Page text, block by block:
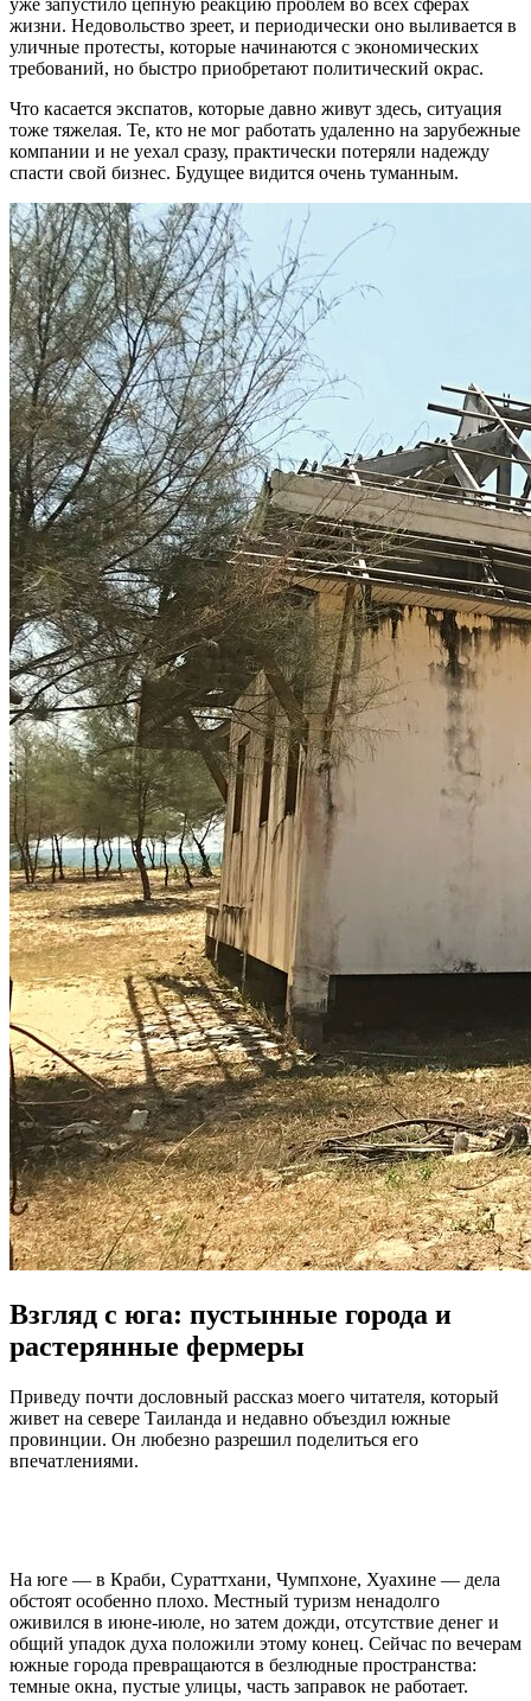
жизни. Недовольство зреет, и периодически оно выливается в
уличные протесты, которые начинаются с экономических
требований, но быстро приобретают политический окрас.
Что касается экспатов, которые давно живут здесь, ситуация
тоже тяжелая. Те, кто не мог работать удаленно на зарубежные
компании и не уехал сразу, практически потеряли надежду
спасти свой бизнес. Будущее видится очень туманным.
Взгляд с юга: пустынные города и
растерянные фермеры
Приведу почти дословный рассказ моего читателя, который
живет на севере Таиланда и недавно объездил южные
провинции. Он любезно разрешил поделиться его
впечатлениями.
На юге — в Краби, Сураттхани, Чумпхоне, Хуахине — дела
обстоят особенно плохо. Местный туризм ненадолго
оживился в июне-июле, но затем дожди, отсутствие денег и
общий упадок духа положили этому конец. Сейчас по вечерам
южные города превращаются в безлюдные пространства:
темные окна, пустые улицы, часть заправок не работает.